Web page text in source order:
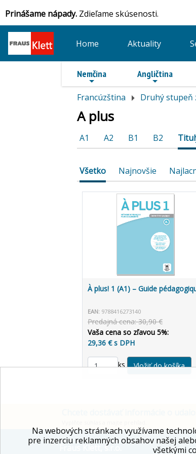
Prinášame nápady. Zdieľame skúsenosti.
Home Aktuality
Nemčina Angličtina
Francúzština Druhý stupeň
A plus
A1 A2 B1 B2
Všetko Najnovšie
À plus! 1 (A1) – Guide
EAN: 9788416273140
Predajná cena: 30,90 €
Vaša cena so zľavou 5%:
29,36 € s DPH
ks
Fraus Klett, s.r.o.
Na webových stránkach využívame
pre inzerciu reklamných obsahov našej
všetkými